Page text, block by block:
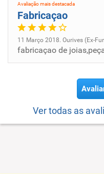
Avaliação mais destacada
Fabricaçao
11 Março 2018. Ourives (Ex-
Ver todas as